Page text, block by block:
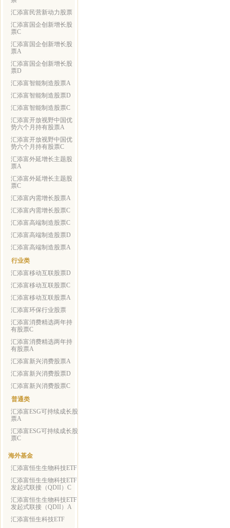
汇添富民营新动力股票
汇添富国企创新增长股
票C
汇添富国企创新增长股
票A
汇添富国企创新增长股
票D
汇添富智能制造股票A
汇添富智能制造股票D
汇添富智能制造股票C
汇添富开放视野中国优
势六个月持有股票A
汇添富开放视野中国优
势六个月持有股票C
汇添富外延增长主题股
票A
汇添富外延增长主题股
票C
汇添富内需增长股票A
汇添富内需增长股票C
汇添富高端制造股票C
汇添富高端制造股票D
汇添富高端制造股票A
行业类
汇添富移动互联股票D
汇添富移动互联股票C
汇添富移动互联股票A
汇添富环保行业股票
汇添富消费精选两年持
有股票C
汇添富消费精选两年持
有股票A
汇添富新兴消费股票A
汇添富新兴消费股票D
汇添富新兴消费股票C
普通类
汇添富ESG可持续成长股
票A
汇添富ESG可持续成长股
票C
海外基金
汇添富恒生生物科技ETF
汇添富恒生生物科技ETF
发起式联接（QDII）C
汇添富恒生生物科技ETF
发起式联接（QDII）A
汇添富恒生科技ETF